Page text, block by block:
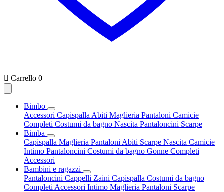
 Carrello 0
Bimbo
Accessori Capispalla Abiti Maglieria Pantaloni Camicie
Completi Costumi da bagno Nascita Pantaloncini Scarpe
Bimba
Capispalla Maglieria Pantaloni Abiti Scarpe Nascita Camicie
Intimo Pantaloncini Costumi da bagno Gonne Completi
Accessori
Bambini e ragazzi
Pantaloncini Cappelli Zaini Capispalla Costumi da bagno
Completi Accessori Intimo Maglieria Pantaloni Scarpe